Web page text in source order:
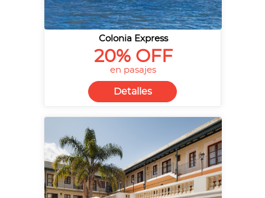
Colonia Express
20% OFF
en pasajes
Detalles